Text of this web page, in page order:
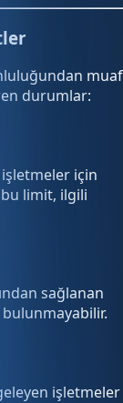
muaf
durumlar:
için
limit, ilgili
sağlanan
işletmeler